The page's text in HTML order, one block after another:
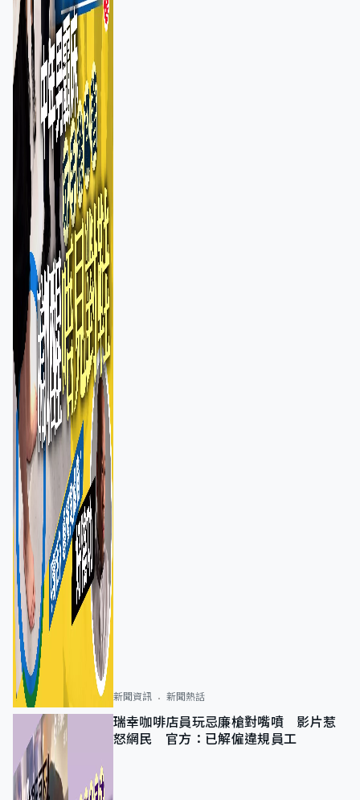
新聞資訊 新聞熱話
瑞幸咖啡店員玩忌廉槍對嘴噴 影片惹
怒網民 官方：已解僱違規員工